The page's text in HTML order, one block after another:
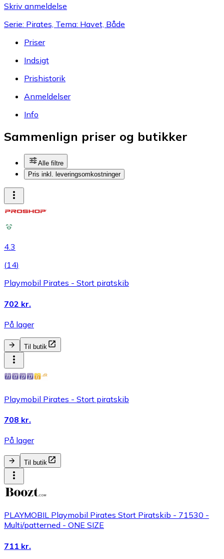
Skriv anmeldelse
Serie: Pirates, Tema: Havet, Både
Priser
Indsigt
Prishistorik
Anmeldelser
Info
Sammenlign priser og butikker
Alle filtre
Pris inkl. leveringsomkostninger
4.3
(14)
Playmobil Pirates - Stort piratskib
702 kr.
På lager
Til butik
Playmobil Pirates - Stort piratskib
708 kr.
På lager
Til butik
PLAYMOBIL Playmobil Pirates Stort Piratskib - 71530 -
Multi/patterned - ONE SIZE
711 kr.